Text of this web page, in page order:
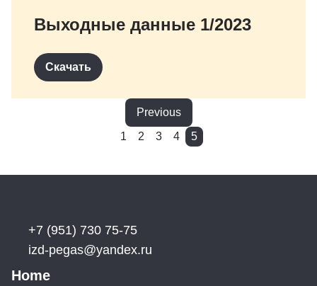
Выходные данные 1/2023
Скачать
Previous
1
2 3 4 5
Home
+7 (951) 730 75-75
izd-pegas@yandex.ru